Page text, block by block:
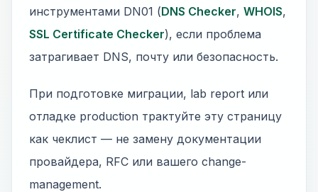
инструментами DN01 (DNS Checker, WHOIS,
SSL Certificate Checker), если проблема
затрагивает DNS, почту или безопасность.
При подготовке миграции, lab report или
отладке production трактуйте эту страницу
как чеклист — не замену документации
провайдера, RFC или вашего change-
management.